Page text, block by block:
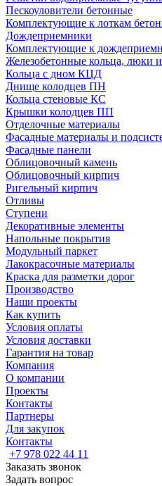
Пескоуловители бетонные
Комплектующие к лоткам
Дождеприемники
Комплектующие к
Железобетонные кольца, люки
Кольца с дном КЦД
Днище колодцев ПН
Кольца стеновые КС
Крышки колодцев ПП
Отделочные материалы
Фасадные материалы и
Фасадные панели
Облицовочный камень
Облицовочный кирпич
Ригельный кирпич
Отливы
Ступени
Декоративные элементы
Напольные покрытия
Модульный паркет
Лакокрасочные материалы
Краска для разметки дорог
Производство
Наши проекты
Как купить
Условия оплаты
Условия доставки
Гарантия на товар
Компания
О компании
Проекты
Контакты
Партнеры
Для закупок
Контакты
+7 978 022 44 11
Заказать звонок
Задать вопрос